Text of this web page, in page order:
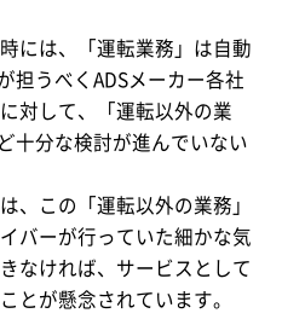
には、「運転業務」は自動
担うべくADSメーカー各社
対して、「運転以外の業
十分な検討が進んでいない
、この「運転以外の業務」
バーが行っていた細かな気
なければ、サービスとして
とが懸念されています。